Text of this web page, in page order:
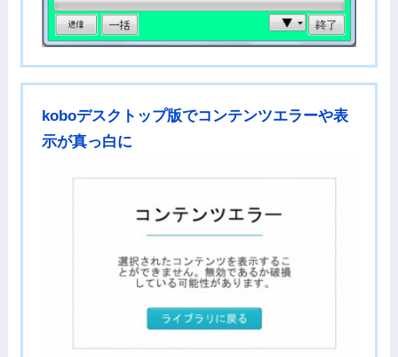
koboデスクトップ版でコンテンツエラーや表
示が真っ白に